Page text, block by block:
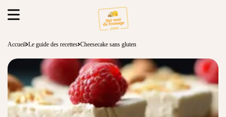
Accueil Le guide des recettes Cheesecake sans gluten